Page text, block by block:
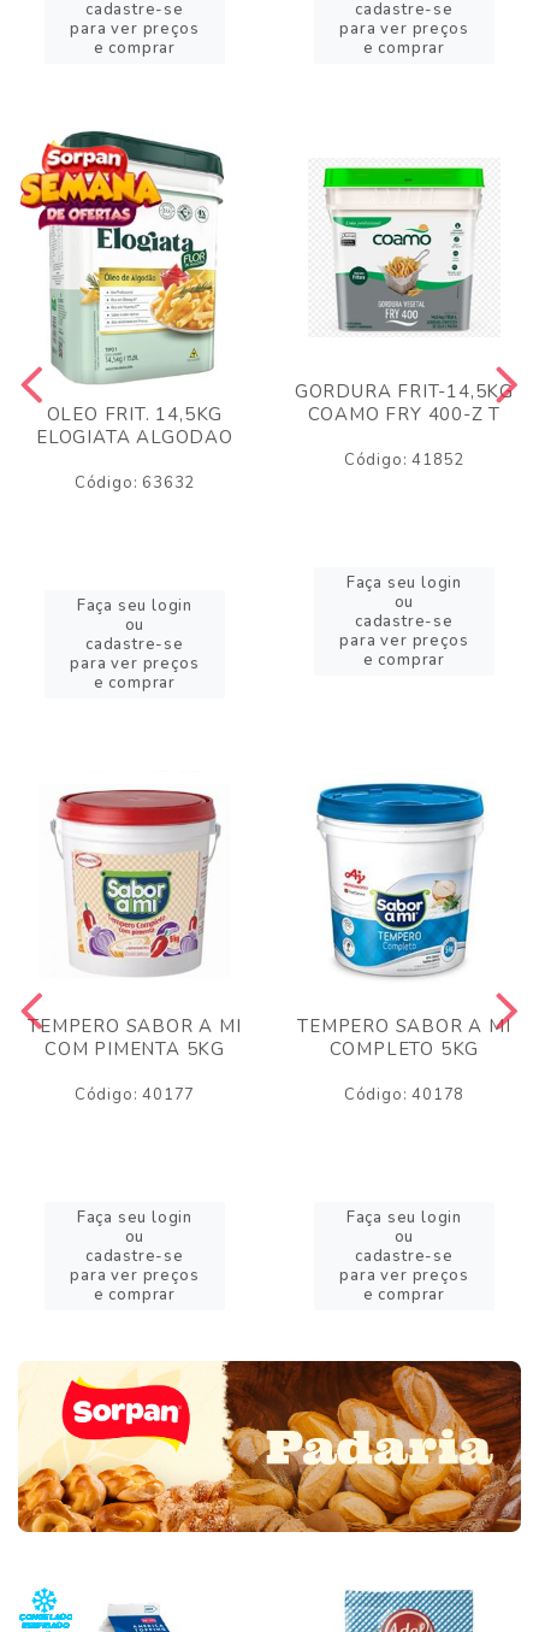
cadastre-se
para ver preços
e comprar
cadastre-se
para ver preços
e comprar
OLEO FRIT. 14,5KG
ELOGIATA ALGODAO
Código: 63632
Faça seu login
ou
cadastre-se
para ver preços
e comprar
GORDURA FRIT-14,5KG
COAMO FRY 400-Z T
Código: 41852
Faça seu login
ou
cadastre-se
para ver preços
e comprar
TEMPERO SABOR A MI
COM PIMENTA 5KG
Código: 40177
Faça seu login
ou
cadastre-se
para ver preços
e comprar
TEMPERO SABOR A MI
COMPLETO 5KG
Código: 40178
Faça seu login
ou
cadastre-se
para ver preços
e comprar